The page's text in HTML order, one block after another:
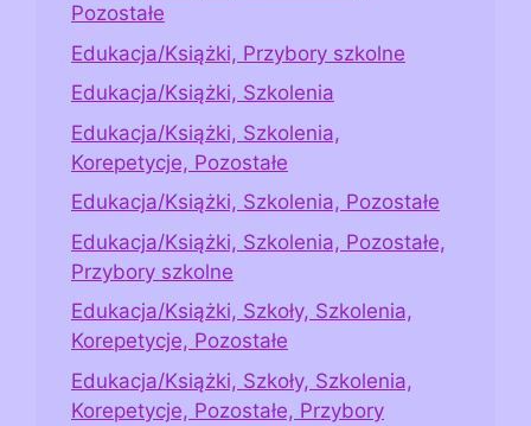
Pozostałe
Edukacja/Książki, Przybory szkolne
Edukacja/Książki, Szkolenia
Edukacja/Książki, Szkolenia,
Korepetycje, Pozostałe
Edukacja/Książki, Szkolenia, Pozostałe
Edukacja/Książki, Szkolenia, Pozostałe,
Przybory szkolne
Edukacja/Książki, Szkoły, Szkolenia,
Korepetycje, Pozostałe
Edukacja/Książki, Szkoły, Szkolenia,
Korepetycje, Pozostałe, Przybory